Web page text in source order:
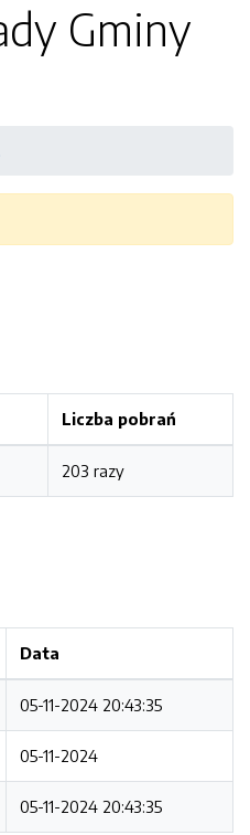
Gminy
Liczba pobrań
203 razy
Data
05-11-2024 20:43:35
05-11-2024
05-11-2024 20:43:35